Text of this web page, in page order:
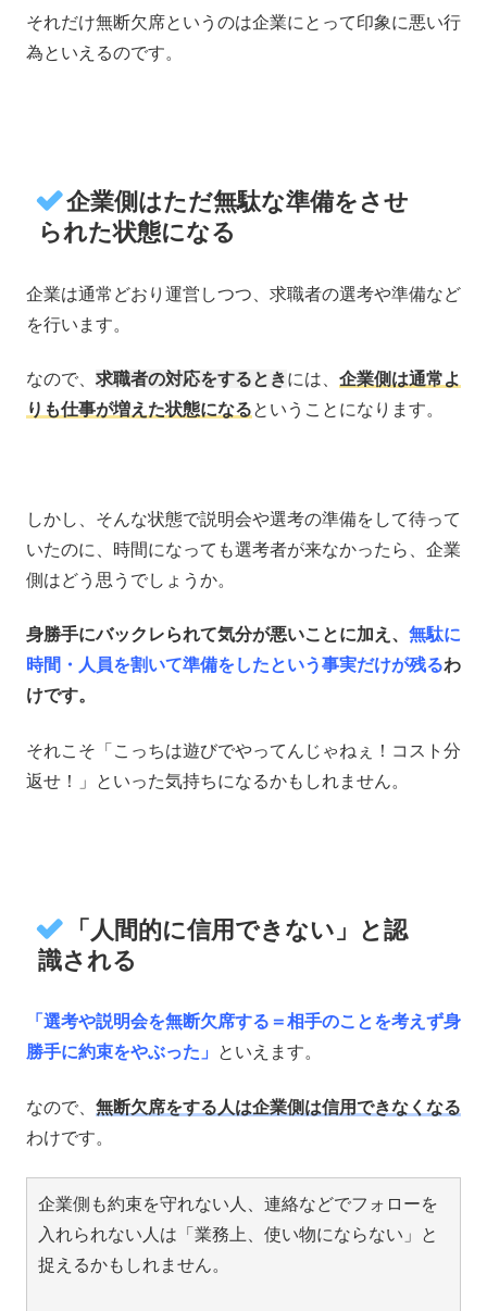
それだけ無断欠席というのは企業にとって印象に悪い行
為といえるのです。
企業側はただ無駄な準備をさせ
られた状態になる
企業は通常どおり運営しつつ、求職者の選考や準備など
を行います。
なので、 求職者の対応をするときには、 企業側は通常よ
りも仕事が増えた状態になるということになります。
しかし、そんな状態で説明会や選考の準備をして待って
いたのに、時間になっても選考者が来なかったら、企業
側はどう思うでしょうか。
身勝手にバックレられて気分が悪いことに加え、 無駄に
時間・人員を割いて準備をしたという事実だけが残るわ
けです。
それこそ「こっちは遊びでやってんじゃねぇ！コスト分
返せ！」といった気持ちになるかもしれません。
「人間的に信用できない」と認
識される
「選考や説明会を無断欠席する＝相手のことを考えず身
勝手に約束をやぶった」
といえます。
なので、 無断欠席をする人は企業側は信用できなくなる
わけです。
企業側も約束を守れない人、連絡などでフォローを
入れられない人は「業務上、使い物にならない」と
捉えるかもしれません。